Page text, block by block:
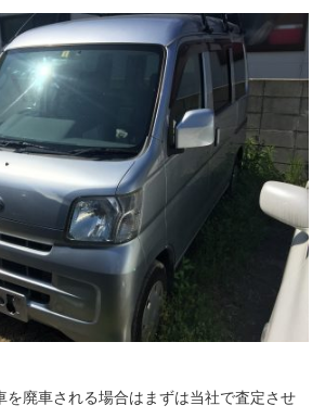
を廃車される場合はまずは当社で査定させ